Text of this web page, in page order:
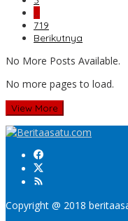
…
719
Berikutnya
No More Posts Available.
No more pages to load.
View More
Copyright @ 2018